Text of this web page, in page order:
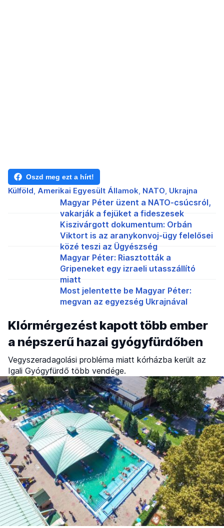
Oszd meg ezt a hírt!
Külföld Amerikai Egyesült Államok NATO Ukrajna
Magyar Péter üzent a NATO-csúcsról,
vakarják a fejüket a fideszesek
Kiszivárgott dokumentum: Orbán
Viktort is az aranykonvoj-ügy felelősei
közé teszi az Ügyészség
Magyar Péter: Riasztották a
Gripeneket egy izraeli utasszállító
miatt
Most jelentette be Magyar Péter:
megvan az egyezség Ukrajnával
Klórmérgezést kapott több ember
a népszerű hazai gyógyfürdőben
Vegyszeradagolási probléma miatt kórházba került az
Igali Gyógyfürdő több vendége.